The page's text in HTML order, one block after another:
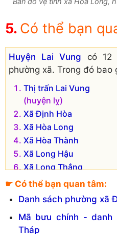
Có thể bạn
Huyện Lai Vung có 12
phường xã. Trong đó bao
Thị trấn Lai Vung
(huyện lỵ)
Xã Định Hòa
Xã Hòa Long
Xã Hòa Thành
Xã Long Hậu
Xã Long Thắng
☛ Có thể bạn quan tâm:
Danh sách phường xã
Mã bưu chính -
Tháp